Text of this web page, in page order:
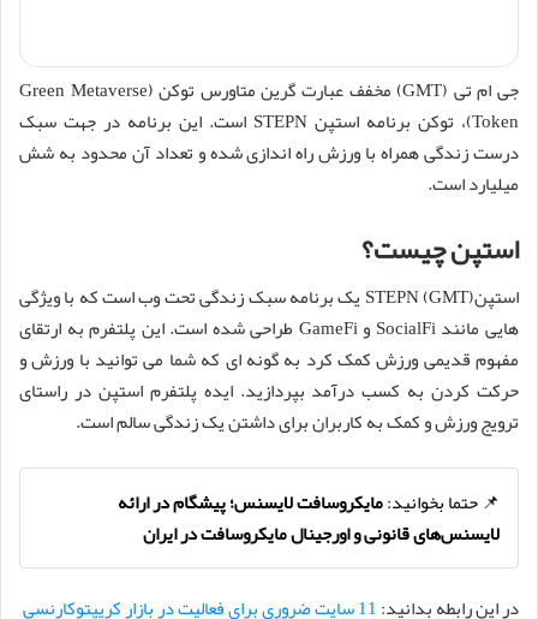
جی ام تی (GMT) مخفف عبارت گرین متاورس توکن (Green Metaverse
Token)، توکن برنامه استپن STEPN است. این برنامه در جهت سبک
درست زندگی همراه با ورزش راه اندازی شده و تعداد آن محدود به شش
میلیارد است.
استپن چیست؟
استپنSTEPN (GMT) یک برنامه سبک زندگی تحت وب است که با ویژگی
هایی مانند SocialFi و GameFi طراحی شده است. این پلتفرم به ارتقای
مفهوم قدیمی ورزش کمک کرد به گونه ای که شما می توانید با ورزش و
حرکت کردن به کسب درآمد بپردازید. ایده پلتفرم استپن در راستای
ترویج ورزش و کمک به کاربران برای داشتن یک زندگی سالم است.
📌 حتما بخوانید:مایکروسافت لایسنس؛ پیشگام در ارائه
لایسنس‌های قانونی و اورجینال مایکروسافت در ایران
در این رابطه بدانید:11 سایت ضروری برای فعالیت در بازار کریپتوکارنسی